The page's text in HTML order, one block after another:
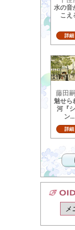
水の音
こえ
詳細
藤田
魅せら
河『
ン...
詳細